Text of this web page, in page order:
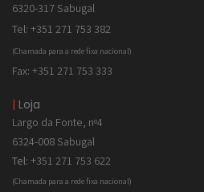
6320-317 Sabugal
Tel: +351 271 753 382
(Chamada para a rede fixa nacional)
Fax: +351 271 753 333
| Loja
Largo da Fonte, nº4
6324-008 Sabugal
Tel: +351 271 753 622
(Chamada para a rede fixa nacional)